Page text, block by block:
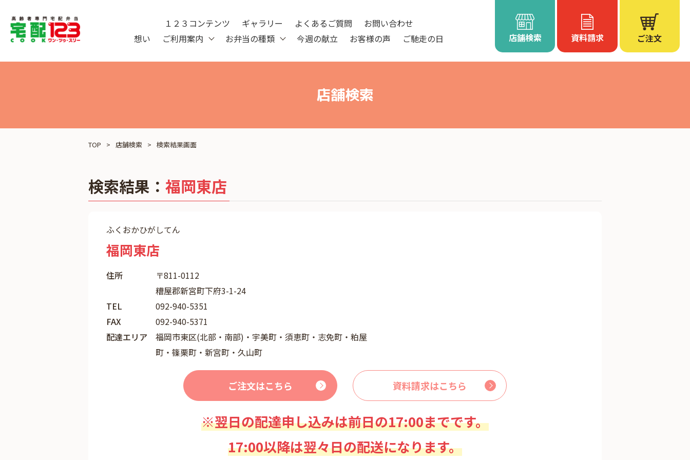
想い ご利用案内 お弁当の種類 今週の献立 お客様の声 ご馳走の日
１２３コンテンツ ギャラリー よくあるご質問
お問い合わせ
店舗検索
資料請求 ご注文
店舗検索
TOP 店舗検索 検索結果画面
検索結果： 福岡東店
ふくおかひがしてん
福岡東店
住所
〒811-0112
糟屋郡新宮町下府3-1-24
TEL
092-940-5351
FAX
092-940-5371
配達エリア
福岡市東区(北部・南部)・宇美町・須恵町・志免町・粕屋
町・篠栗町・新宮町・久山町
ご注文はこちら 資料請求はこちら
※翌日の配達申し込みは前日の17:00までです。
17:00以降は翌々日の配送になります。